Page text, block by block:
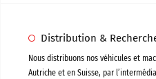
Distribution &
Nous distribuons nos véhicules et
Autriche et en Suisse, par